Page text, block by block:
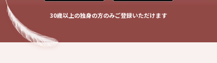
30歳以上の独身の方のみご登録いただけます